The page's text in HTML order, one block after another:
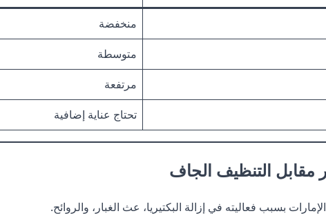
منخفضة
متوسطة
مرتفعة
تحتاج عناية إضافية
مقابل التنظيف الجاف
بسبب فعاليته في إزالة البكتيريا، عث الغبار، والروائح.